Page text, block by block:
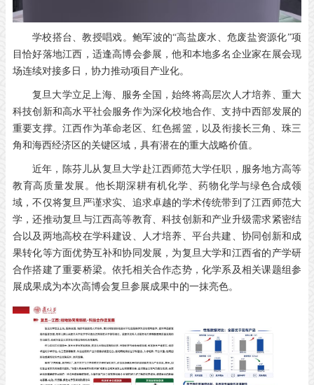
学校搭台、教授唱戏。鲍军波的“高盐废水、危废盐资源化”项
目恰好落地江西，适逢高博会参展，他和本地多名企业家在展会现
场连续对接多日，协力推动项目产业化。
复旦大学立足上海、服务全国，始终将高层次人才培养、重大
科技创新和高水平社会服务作为深化校地合作、支持中西部发展的
重要支撑。江西作为革命老区、红色摇篮，以及衔接长三角、珠三
角和海西经济区的关键区域，具有潜在的重大战略价值。
近年，陈芬儿从复旦大学赴江西师范大学任职，服务地方高等
教育高质量发展。他长期深耕有机化学、药物化学与绿色合成领
域，不仅将复旦严谨求实、追求卓越的学术传统带到了江西师范大
学，还推动复旦与江西高等教育、科技创新和产业升级需求紧密结
合以及两地高校在学科建设、人才培养、平台共建、协同创新和成
果转化等方面优势互补和协同发展，为复旦大学和江西省的产学研
合作搭建了重要桥梁。依托相关合作态势，化学系及相关课题组参
展成果成为本次高博会复旦参展成果中的一抹亮色。